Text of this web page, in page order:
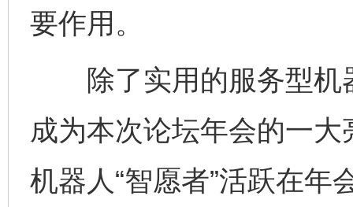
要作用。
除了实用的服务型机
成为本次论坛年会的一
机器人“智愿者”活跃在年